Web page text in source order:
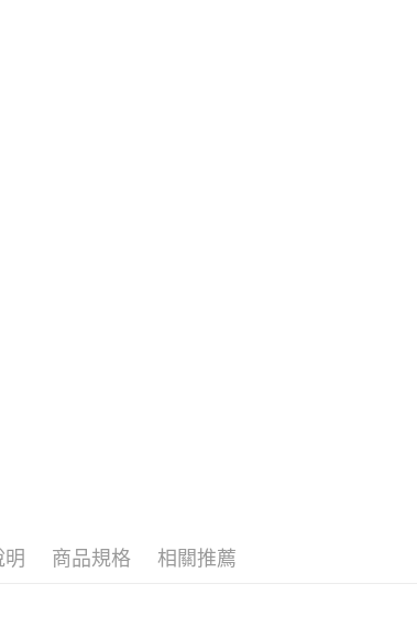
明 商品規格 相關推薦